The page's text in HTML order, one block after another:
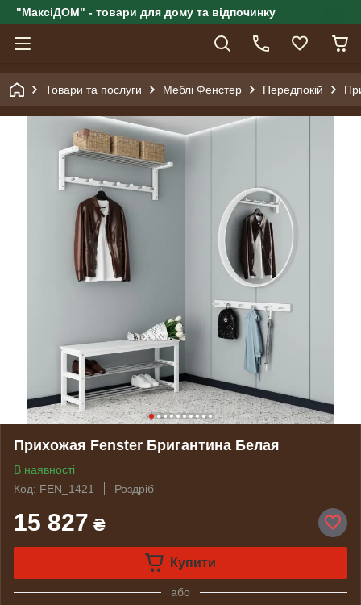
"МаксіДОМ" - товари для дому та відпочинку
Товари та послуги Меблі Фенстер Передпокій
Прихожая Fenster Бригантина Белая
В наявності
Код: FEN_1421
Роздріб
15 827 ₴
Купити
або